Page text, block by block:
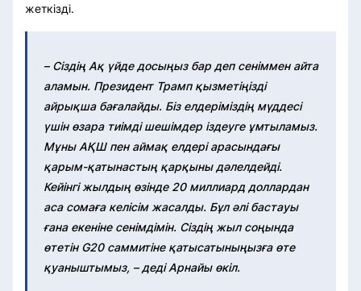
жеткізді.
– Сіздің Ақ үйде досыңыз бар деп сеніммен айта
аламын. Президент Трамп қызметіңізді
айрықша бағалайды. Біз елдеріміздің мүддесі
үшін өзара тиімді шешімдер іздеуге ұмтыламыз.
Мұны АҚШ пен аймақ елдері арасындағы
қарым-қатынастың қарқыны дәлелдейді.
Кейінгі жылдың өзінде 20 миллиард доллардан
аса сомаға келісім жасалды. Бұл әлі бастауы
ғана екеніне сенімдімін. Сіздің жыл соңында
өтетін G20 саммитіне қатысатыныңызға өте
қуаныштымыз, – деді Арнайы өкіл.